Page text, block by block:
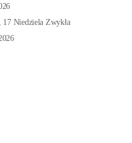
17 Niedziela Zwykła